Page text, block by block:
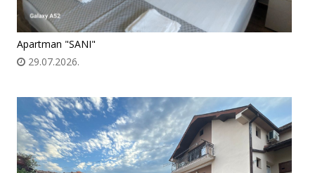
Apartman "SANI"
29.07.2026.